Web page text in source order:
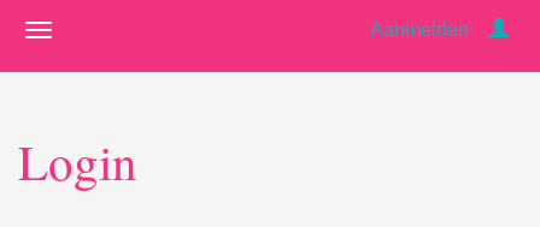
Aanmelden
Login